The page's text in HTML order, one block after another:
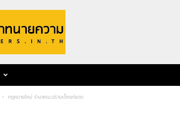
กฎหมายใหม่ ร่างพรบ.ปราบเด็กแก่แดด